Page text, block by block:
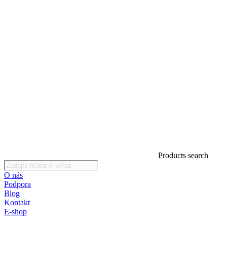
Products search
O nás
Podpora
Blog
Kontakt
E-shop